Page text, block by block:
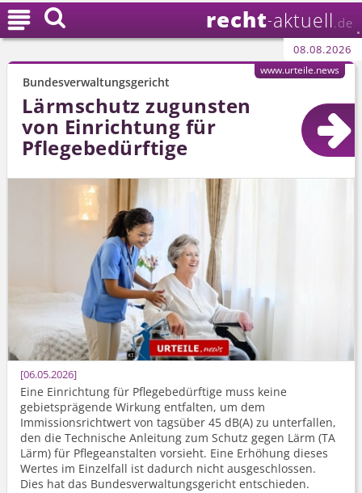
recht-aktuell .de
08.08.2026

Bundesverwaltungsgericht
Lärmschutz zugunsten
von Einrichtung für
Pflegebedürftige
06.05.2026
Eine Einrichtung für Pflegebedürftige muss keine
gebietsprägende Wirkung entfalten, um dem
Immissionsrichtwert von tagsüber 45 dB(A) zu unterfallen,
den die Technische Anleitung zum Schutz gegen Lärm (TA
Lärm) für Pflegeanstalten vorsieht. Eine Erhöhung dieses
Wertes im Einzelfall ist dadurch nicht ausgeschlossen.
Dies hat das Bundesver­waltungsgericht entschieden.
www.urteile.news